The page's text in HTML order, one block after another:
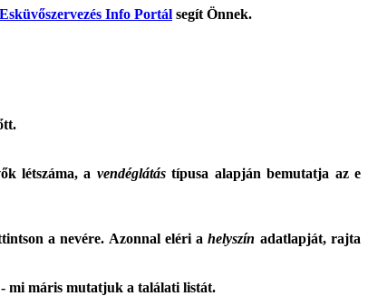
Esküvőszervezés Info Portál segít Önnek.
létszáma, a vendéglátástípusa alapján bemutatja az e
a nevére. Azonnal eléri ahelyszín adatlapját, rajta
- mi máris mutatjuk a találati listát.